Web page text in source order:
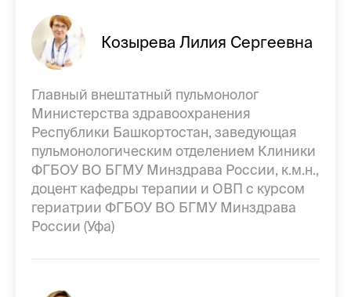
Козырева Лилия Сергеевна
Главный внештатный пульмонолог
Министерства здравоохранения
Республики Башкортостан, заведующая
пульмонологическим отделением Клиники
ФГБОУ ВО БГМУ Минздрава России, к.м.н.,
доцент кафедры терапии и ОВП с курсом
гериатрии ФГБОУ ВО БГМУ Минздрава
России (Уфа)